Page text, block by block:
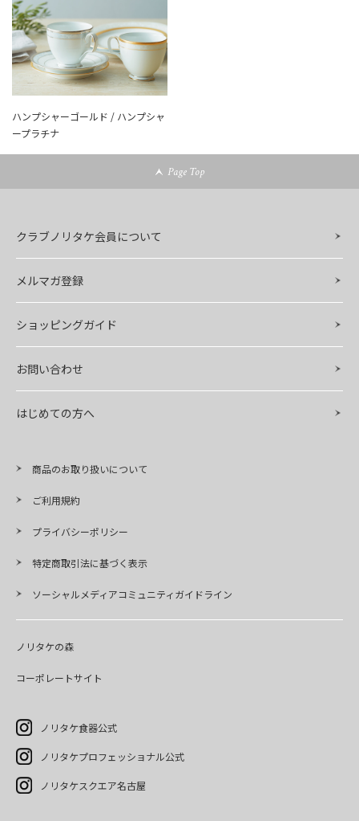
ハンプシャーゴールド / ハンプシャ
ープラチナ
Page Top
クラブノリタケ会員について
メルマガ登録
ショッピングガイド
お問い合わせ
はじめての方へ
商品のお取り扱いについて
ご利用規約
プライバシーポリシー
特定商取引法に基づく表示
ソーシャルメディアコミュニティガイドライン
ノリタケの森
コーポレートサイト
ノリタケ食器公式
ノリタケプロフェッショナル公式
ノリタケスクエア名古屋